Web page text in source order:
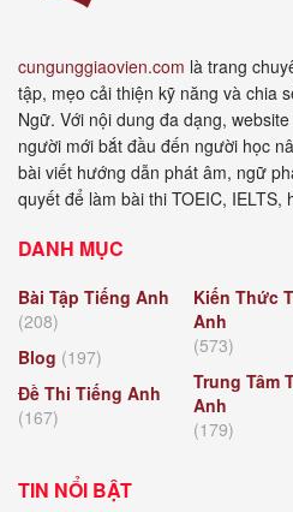
cungunggiaovien.com là trang
tập, mẹo cải thiện kỹ năng và chia
Ngữ. Với nội dung đa dạng,
người mới bắt đầu đến người học
bài viết hướng dẫn phát âm, ngữ
quyết để làm bài thi TOEIC, IELTS,
DANH MỤC
Bài Tập Tiếng Anh
(208)
Blog (197)
Đề Thi Tiếng Anh
(167)
Kiến Thức
Anh
(573)
Trung Tâm
Anh
(179)
TIN NỔI BẬT